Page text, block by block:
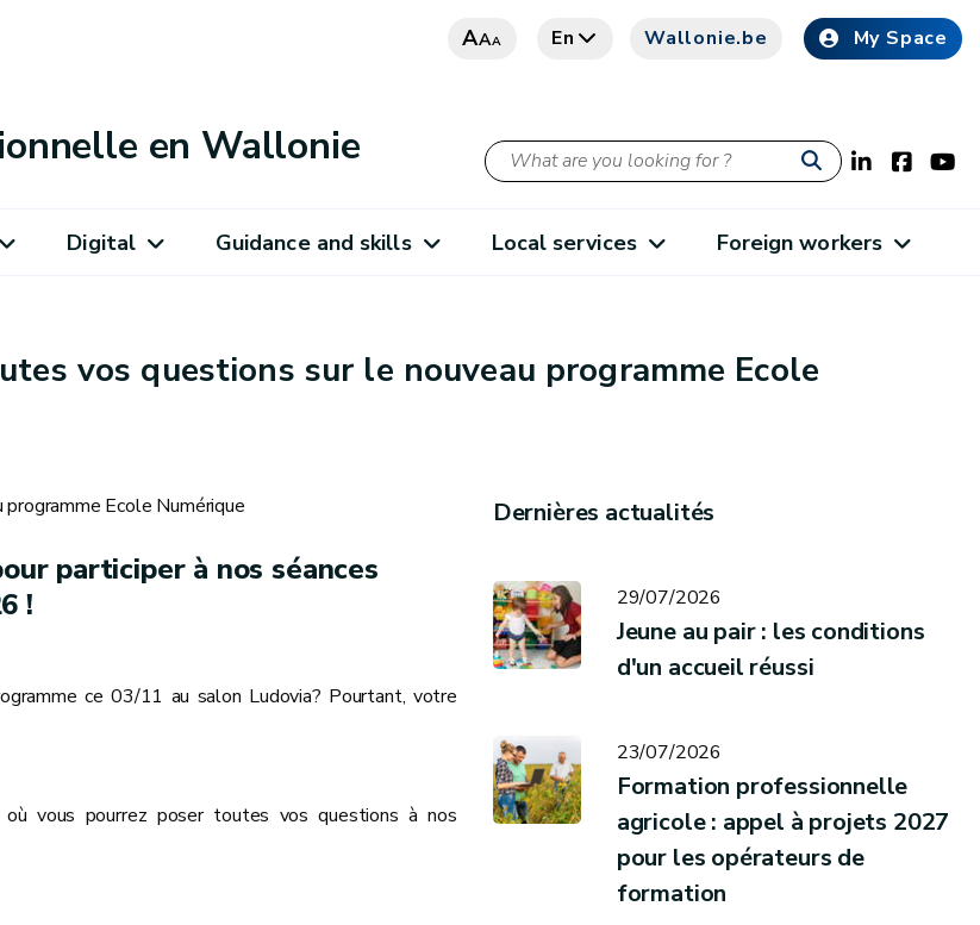
AAA En Wallonie.be My Space
en Wallonie
Digital Guidance and skills Local services Foreign workers
vos questions sur le nouveau programme Ecole
participer à nos séances
!
ce 03/11 au salon Ludovia? Pourtant, votre
où vous pourrez poser toutes vos questions à nos
Dernières actualités
29/07/2026
Jeune au pair : les conditions
d'un accueil réussi
23/07/2026
Formation professionnelle
agricole : appel à projets 2027
pour les opérateurs de
formation